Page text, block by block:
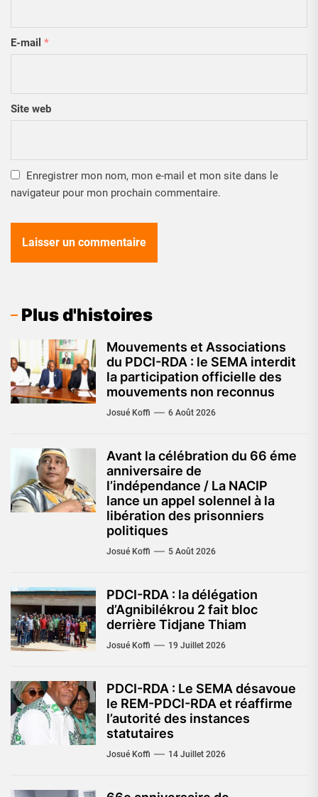
E-mail *
Site web
Enregistrer mon nom, mon e-mail et mon site dans le
navigateur pour mon prochain commentaire.
Plus d'histoires
Mouvements et Associations
du PDCI-RDA : le SEMA interdit
la participation officielle des
mouvements non reconnus
Josué Koffi 6 Août 2026
Avant la célébration du 66 éme
anniversaire de
l’indépendance / La NACIP
lance un appel solennel à la
libération des prisonniers
politiques
Josué Koffi 5 Août 2026
PDCI-RDA : la délégation
d’Agnibilékrou 2 fait bloc
derrière Tidjane Thiam
Josué Koffi 19 Juillet 2026
PDCI-RDA : Le SEMA désavoue
le REM-PDCI-RDA et réaffirme
l’autorité des instances
statutaires
Josué Koffi 14 Juillet 2026